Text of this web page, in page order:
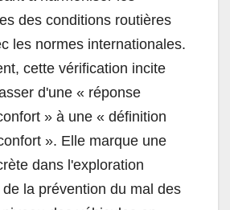
des conditions routières
les normes internationales.
cette vérification incite
d'une « réponse
» à une « définition
». Elle marque une
dans l'exploration
la prévention du mal des